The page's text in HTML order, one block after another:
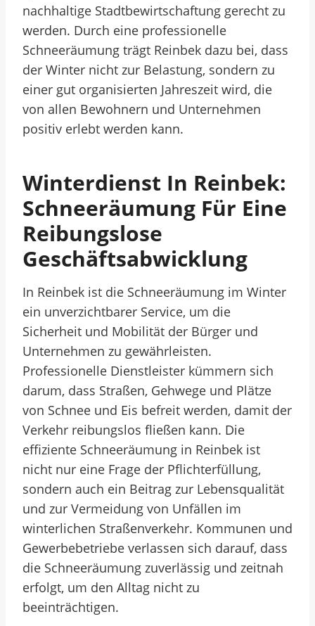
nachhaltige Stadtbewirtschaftung gerecht zu
werden. Durch eine professionelle
Schneeräumung trägt Reinbek dazu bei, dass
der Winter nicht zur Belastung, sondern zu
einer gut organisierten Jahreszeit wird, die
von allen Bewohnern und Unternehmen
positiv erlebt werden kann.
Winterdienst In Reinbek:
Schneeräumung Für Eine
Reibungslose
Geschäftsabwicklung
In Reinbek ist die Schneeräumung im Winter
ein unverzichtbarer Service, um die
Sicherheit und Mobilität der Bürger und
Unternehmen zu gewährleisten.
Professionelle Dienstleister kümmern sich
darum, dass Straßen, Gehwege und Plätze
von Schnee und Eis befreit werden, damit der
Verkehr reibungslos fließen kann. Die
effiziente Schneeräumung in Reinbek ist
nicht nur eine Frage der Pflichterfüllung,
sondern auch ein Beitrag zur Lebensqualität
und zur Vermeidung von Unfällen im
winterlichen Straßenverkehr. Kommunen und
Gewerbebetriebe verlassen sich darauf, dass
die Schneeräumung zuverlässig und zeitnah
erfolgt, um den Alltag nicht zu
beeinträchtigen.